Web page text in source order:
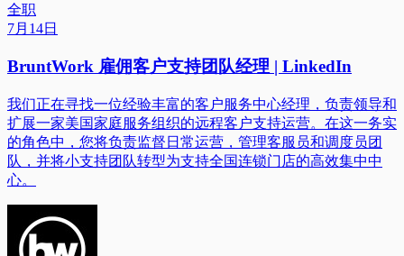
全职
7月14日
BruntWork 雇佣客户支持团队经理 | LinkedIn
我们正在寻找一位经验丰富的客户服务中心经理，负责领导和
扩展一家美国家庭服务组织的远程客户支持运营。在这一务实
的角色中，您将负责监督日常运营，管理客服员和调度员团
队，并将小支持团队转型为支持全国连锁门店的高效集中中
心。